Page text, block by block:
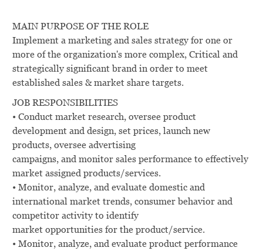
MAIN PURPOSE OF THE ROLE
Implement a marketing and sales strategy for one or
more of the organization's more complex, Critical and
strategically significant brand in order to meet
established sales & market share targets.
JOB RESPONSIBILITIES
• Conduct market research, oversee product
development and design, set prices, launch new
products, oversee advertising
campaigns, and monitor sales performance to effectively
market assigned products/services.
• Monitor, analyze, and evaluate domestic and
international market trends, consumer behavior and
competitor activity to identify
market opportunities for the product/service.
• Monitor, analyze, and evaluate product performance